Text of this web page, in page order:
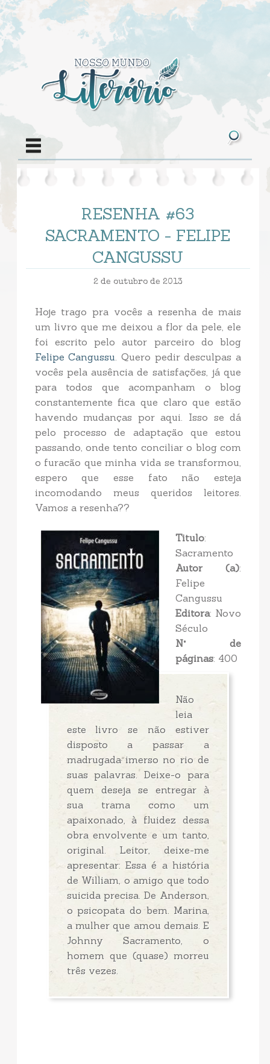
RESENHA #63
SACRAMENTO - FELIPE
CANGUSSU
2 de outubro de 2013
Hoje trago pra vocês a resenha de mais
um livro que me deixou a flor da pele, ele
foi escrito pelo autor parceiro do blog
Felipe Cangussu. Quero pedir desculpas a
vocês pela ausência de satisfações, já que
para todos que acompanham o blog
constantemente fica que claro que estão
havendo mudanças por aqui. Isso se dá
pelo processo de adaptação que estou
passando, onde tento conciliar o blog com
o furacão que minha vida se transformou,
espero que esse fato não esteja
incomodando meus queridos leitores.
Vamos a resenha??
Titulo:
Sacramento
Autor (a):
Felipe
Cangussu
Editora: Novo
Século
N° de
páginas: 400
Não
leia
este livro se não estiver
disposto a passar a
madrugada imerso no rio de
suas palavras. Deixe-o para
quem deseja se entregar à
sua trama como um
apaixonado, à fluidez dessa
obra envolvente e um tanto,
original. Leitor, deixe-me
apresentar: Essa é a história
de William, o amigo que todo
suicida precisa. De Anderson,
o psicopata do bem. Marina,
a mulher que amou demais. E
Johnny Sacramento, o
homem que (quase) morreu
três vezes.